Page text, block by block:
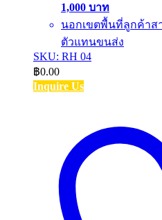
1,000 บาท
นอกเขตพื้นที่ลูกค้าส
ตัวแทนขนส่ง
SKU: RH 04
฿0.00
Inquire Us